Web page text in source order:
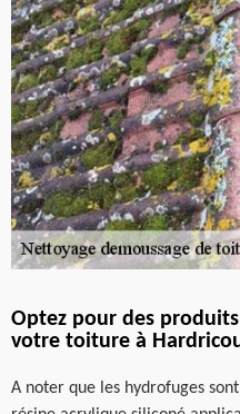
Optez pour des
votre toiture à
A noter que les hydrofuges